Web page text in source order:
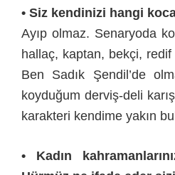
• Siz kendinizi hangi
Ayıp olmaz. Senaryoda
hallaç, kaptan, bekçi,
Ben Sadık Şendil’de
koyduğum derviş-deli
karakteri kendime yakın
• Kadın